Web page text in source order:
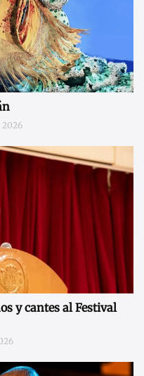
2026
y cantes al Festival